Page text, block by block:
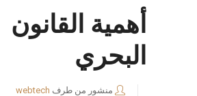
أهمية القانون
البحري
منشور من طرف webtech